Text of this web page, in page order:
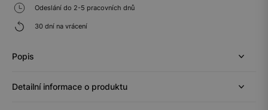
Odeslání do 2-5 pracovních dnů
30 dní na vrácení
Popis
Detailní informace o produktu